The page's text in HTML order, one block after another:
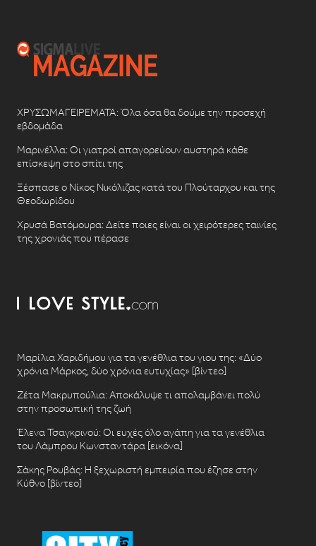
ΧΡΥΣΩΜΑΓΕΙΡΕΜΑΤΑ: Όλα όσα θα δούμε την προσεχή
εβδομάδα
Μαρινέλλα: Οι γιατροί απαγορεύουν αυστηρά κάθε
επίσκεψη στο σπίτι της
Ξέσπασε ο Νίκος Νικόλιζας κατά του Πλούταρχου και της
Θεοδωρίδου
Χρυσά Βατόμουρα: Δείτε ποιες είναι οι χειρότερες ταινίες
της χρονιάς που πέρασε
Μαρίλια Χαριδήμου για τα γενέθλια του γιου της: «Δύο
χρόνια Μάρκος, δύο χρόνια ευτυχίας» [βίντεο]
Ζέτα Μακρυπούλια: Αποκάλυψε τι απολαμβάνει πολύ
στην προσωπική της ζωή
Έλενα Τσαγκρινού: Οι ευχές όλο αγάπη για τα γενέθλια
του Λάμπρου Κωνσταντάρα [εικόνα]
Σάκης Ρουβάς: Η ξεχωριστή εμπειρία που έζησε στην
Κύθνο [βίντεο]